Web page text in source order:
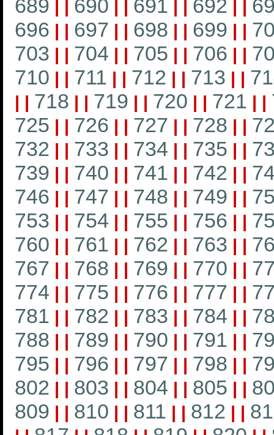
689 690 691 692
696 | | 697 | | 698 | | 699 | |
703 | | 704 | | 705 | | 706 | |
710 | | 711 | | 712 | | 713 | |
| | 718 | | 719 | | 720 | | 721 | |
725 | | 726 | | 727 | | 728 | |
732 | | 733 | | 734 | | 735 | |
739 | | 740 | | 741 | | 742 | |
746 | | 747 | | 748 | | 749 | |
753 | | 754 | | 755 | | 756 | |
760 | | 761 | | 762 | | 763 | |
767 | | 768 | | 769 | | 770 | |
774 | | 775 | | 776 | | 777 | |
781 | | 782 | | 783 | | 784 | |
788 | | 789 | | 790 | | 791 | |
795 | | 796 | | 797 | | 798 | |
802 | | 803 | | 804 | | 805 | |
809 | | 810 | | 811 | | 812 | |